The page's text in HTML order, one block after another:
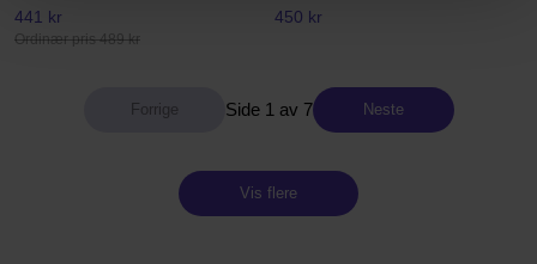
441 kr
Ordinær pris 489 kr
450 kr
Side 1 av 7 Neste
Vis flere